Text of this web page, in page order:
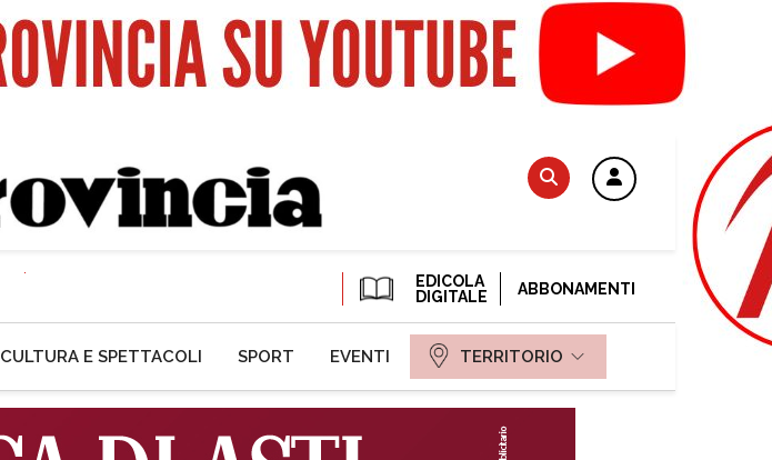
EDICOLA
DIGITALE
ABBONAMENTI
CULTURA E SPETTACOLI SPORT EVENTI TERRITORIO